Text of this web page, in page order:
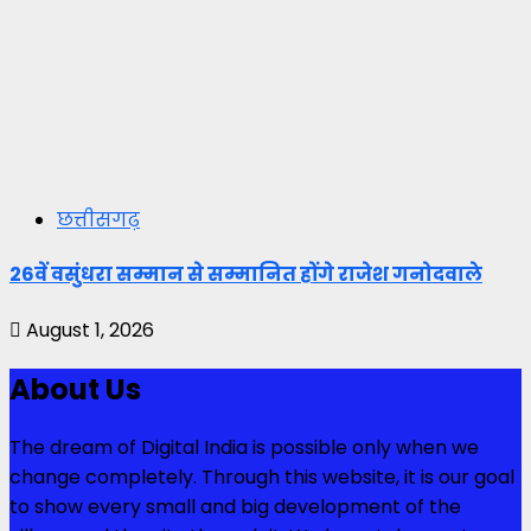
छत्तीसगढ़
26वें वसुंधरा सम्मान से सम्मानित होंगे राजेश गनोदवाले
August 1, 2026
About Us
The dream of Digital India is possible only when we
change completely. Through this website, it is our goal
to show every small and big development of the